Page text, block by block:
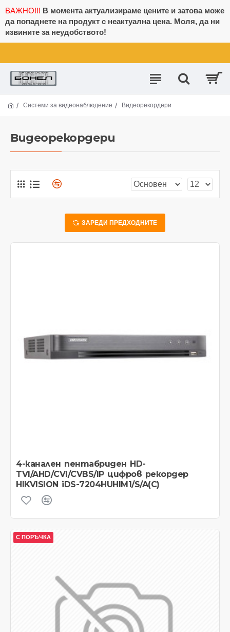
ВАЖНО!!! В момента актуализираме цените и затова може
да попаднете на продукт с неактуална цена. Моля, да ни
извините за неудобството!
Системи за видеонаблюдение Видеорекордери
Видеорекордери
ЗАРЕДИ ПРЕДХОДНИТЕ
4-канален пентабриден HD-
TVI/AHD/CVI/CVBS/IP цифров рекордер
HIKVISION iDS-7204HUHIM1/S/A(C)
С ПОРЪЧКА